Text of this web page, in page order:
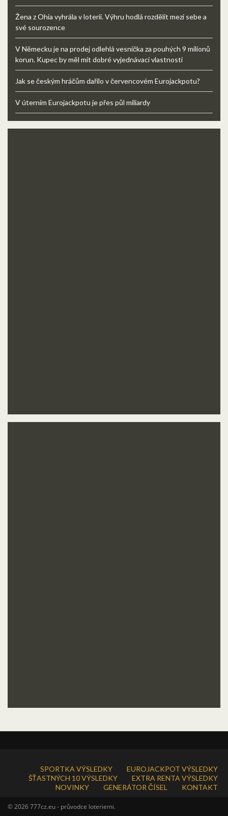
Žena z Ohia vyhrála v loterii. Výhru hodlá rozdělit mezi sebe a
své sourozence
V Německu je na prodej odlehlá vesnička za pouhých 9 milionů
korun. Kupec by měl mít dobré vyjednávací vlastnosti
Jak se českým hráčům dařilo v červencovém Eurojackpotu?
V úterním Eurojackpotu je přes půl miliardy
SPORTKA VÝSLEDKY
EUROJACKPOT VÝSLEDKY
ŠŤASTNÝCH 10 VÝSLEDKY
EXTRA RENTA VÝSLEDKY
NOVINKY
GENERÁTOR ČÍSEL KONTAKT
© 2026 777cz.eu - průvodce loteriemi.